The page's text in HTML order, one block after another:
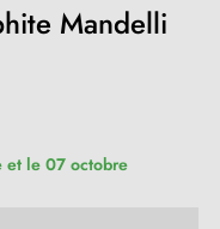
Mandelli
et le 07 octobre